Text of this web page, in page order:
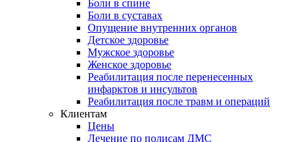
Боли в спине
Боли в суставах
Опущение внутренних органов
Детское здоровье
Мужское здоровье
Женское здоровье
Реабилитация после перенесенных
инфарктов и инсультов
Реабилитация после травм и операций
Клиентам
Цены
Лечение по полисам ДМС